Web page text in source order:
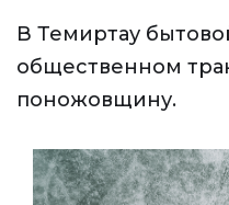
В Темиртау
общественном
поножовщину.